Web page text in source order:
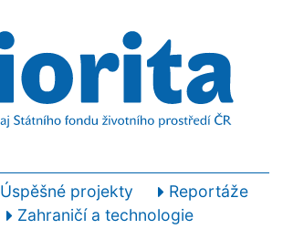
Úspěšné projekty
Reportáže
Zahraničí a technologie